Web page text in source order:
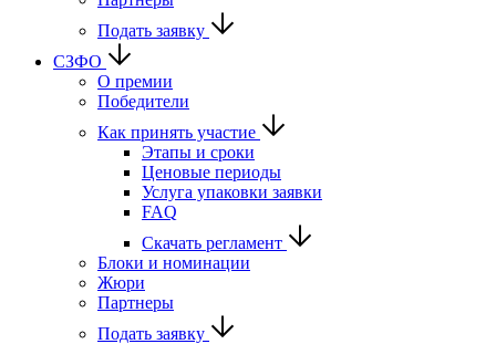
Подать заявку
СЗФО
О премии
Победители
Как принять участие
Этапы и сроки
Ценовые периоды
Услуга упаковки заявки
FAQ
Скачать регламент
Блоки и номинации
Жюри
Партнеры
Подать заявку